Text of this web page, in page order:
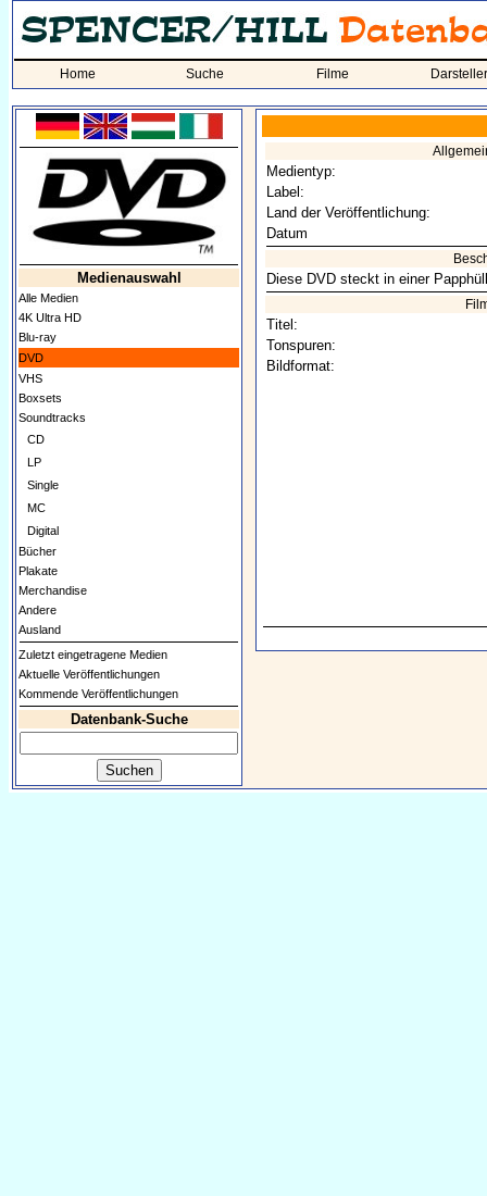
Home Suche Filme Darsteller
Medienauswahl
Alle Medien
4K Ultra HD
Blu-ray
DVD
VHS
Boxsets
Soundtracks
CD
LP
Single
MC
Digital
Bücher
Plakate
Merchandise
Andere
Ausland
Zuletzt eingetragene Medien
Aktuelle Veröffentlichungen
Kommende Veröffentlichungen
Datenbank-Suche
Medientyp:
Label:
Land der Veröffentlichung:
Datum
Diese DVD steckt in einer
Titel:
Tonspuren:
Bildformat: